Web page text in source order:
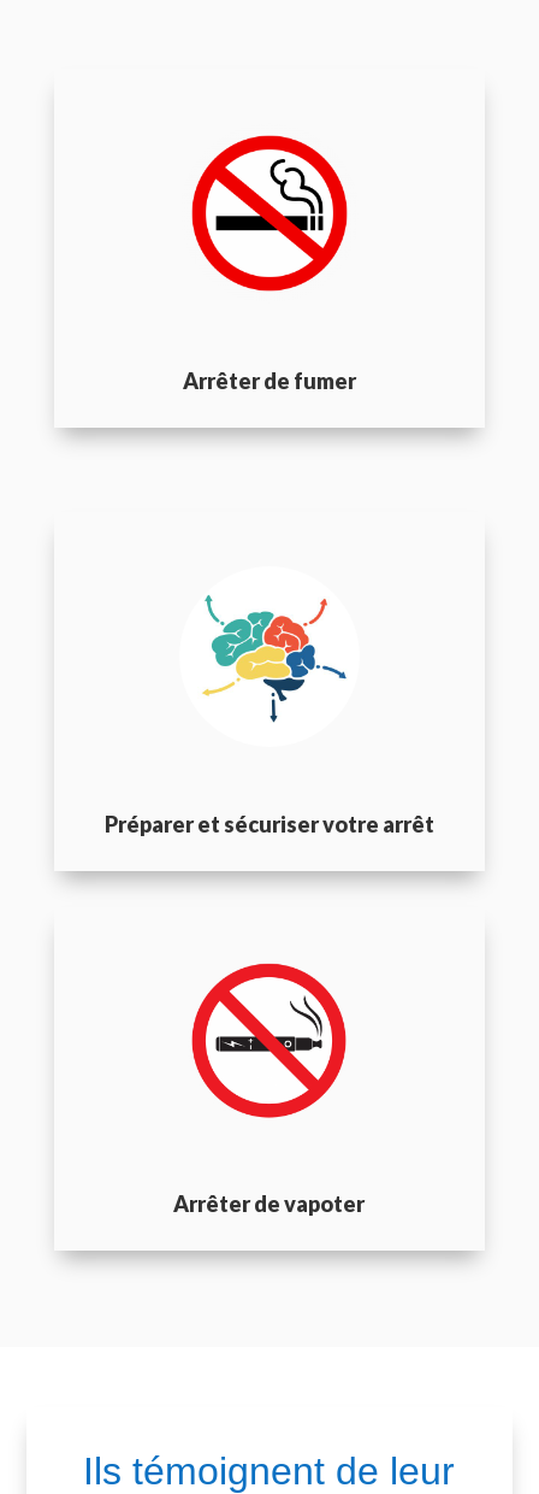
Arrêter de fumer
Préparer et sécuriser votre arrêt
Arrêter de vapoter
Ils témoignent de leur